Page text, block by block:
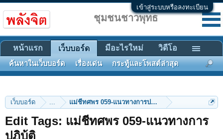
เข้าสู่ระบบหรือลงทะเบียน
เว็บบอร์ด ... แม่ชีทศพร 059-แนวทางการปฏิบ้ติ
Edit Tags: แม่ชีทศพร 059-แนวทางการ
ปฏิบ้ติ
ชุมชนชาวพุทธ
หน้าแรก เว็บบอร์ด
ค้นหาในเว็บบอร์ด เรื่องเด่น กระทู้และโพสต์ล่าสุด
มีอะไรใหม่ วิดีโอ